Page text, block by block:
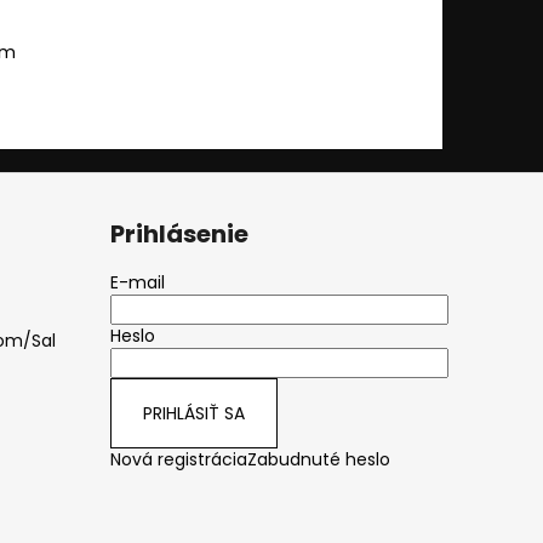
Sal
Prihlásenie
E-mail
Heslo
PRIHLÁSIŤ SA
Nová registráciaZabudnuté heslo